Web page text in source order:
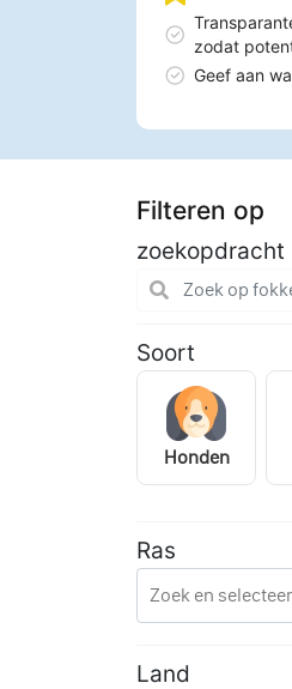
zodat
Geef aan
Filteren op
zoekopdracht
Soort
Honden
Ras
Land